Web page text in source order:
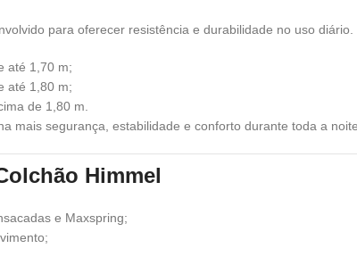
para oferecer resistência e durabilidade no uso
até 1,70 m;
até 1,80 m;
de 1,80 m.
mais segurança, estabilidade e conforto durante toda a noite.
Himmel
e Maxspring;